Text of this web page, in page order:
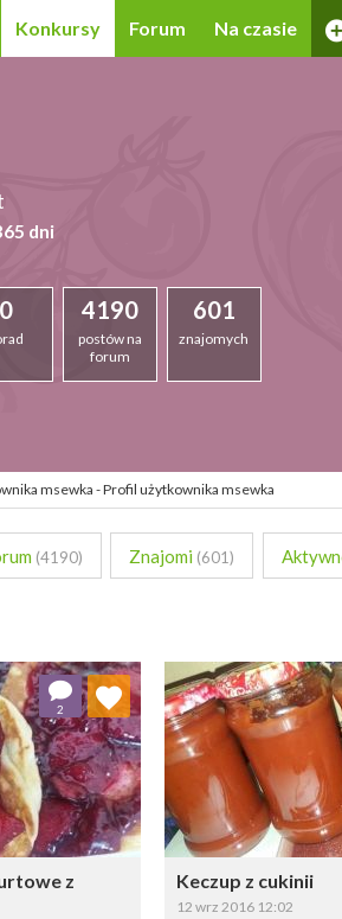
Konkursy Forum Na czasie
dni
0 4190
postów na
forum
601
znajomych
msewka - Profil użytkownika msewka
(4190) Znajomi (601)
z
2
ulubionych
Wybierz listę:
Keczup z cukinii
12 wrz 2016 12:02
Dodaj do